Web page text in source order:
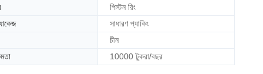
পিস্টন রিং
সাধারণ প্যাকিং
চীন
10000 টুকরা/বছর